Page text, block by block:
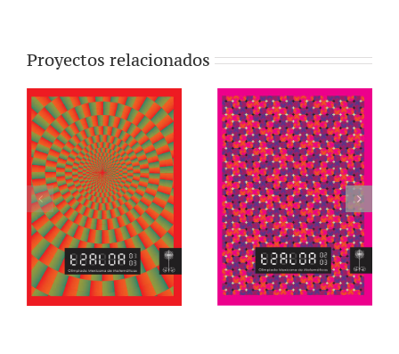
Proyectos relacionados